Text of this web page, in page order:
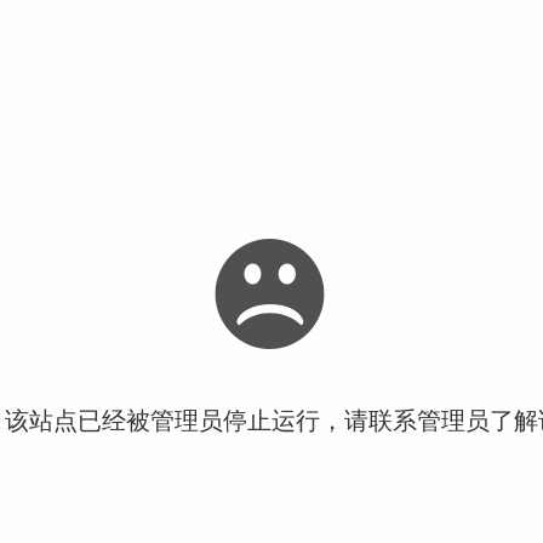
站点已经被管理员停止运行，请联系管理员了